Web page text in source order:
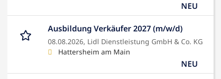
NEU
Ausbildung Verkäufer 2027 (m/w/d)
08.08.2026, Lidl Dienstleistung GmbH & Co. KG
Hattersheim am Main
NEU